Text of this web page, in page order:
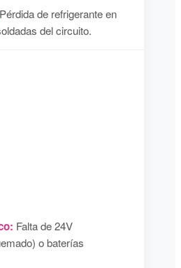
Pérdida de refrigerante en
del circuito.
Falta de 24V
o baterías